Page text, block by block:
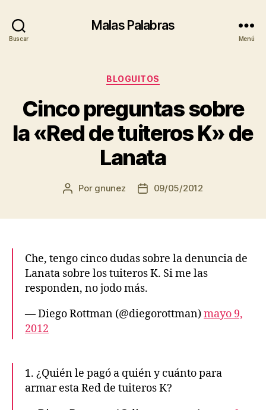
Buscar
Malas Palabras
Menú
Categorías
BLOGUITOS
Cinco preguntas sobre
la «Red de tuiteros K» de
Lanata
Autor
Por gnunez
Fecha09/05/2012
Che, tengo cinco dudas sobre la denuncia de
Lanata sobre los tuiteros K. Si me las
responden, no jodo más.
— Diego Rottman (@diegorottman)mayo 9,
2012
1. ¿Quién le pagó a quién y cuánto para
armar esta Red de tuiteros K?